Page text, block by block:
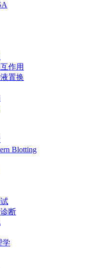
作用
置换
Blotting
断
学